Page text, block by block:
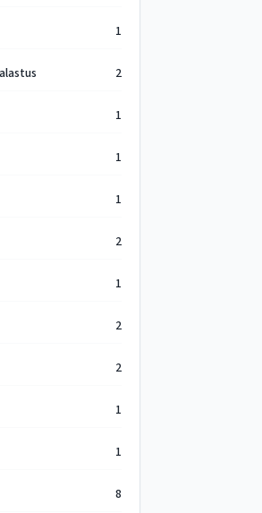
1
2
1
1
1
2
1
2
2
1
1
8